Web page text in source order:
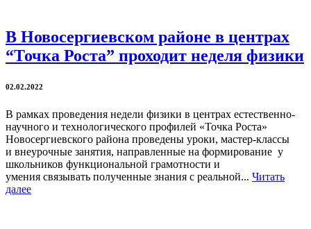
В Новосергиевском районе в центрах
“Точка Роста” проходит неделя физики
02.02.2022
В рамках проведения недели физики в центрах естественно-
научного и технологического профилей «Точка Роста»
Новосергиевского района проведены уроки, мастер-классы
и внеурочные занятия, направленные на формирование у
школьников функциональной грамотности и
умения связывать полученные знания с реальной... Читать
далее